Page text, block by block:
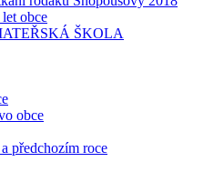
obce
ŠKOLA
obce
předchozím roce